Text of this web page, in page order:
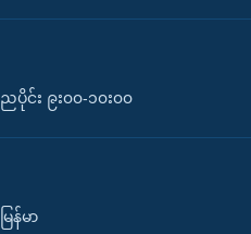
ညပိုင်း ၉း၀၀-၁၀း၀၀
မြန်မာ